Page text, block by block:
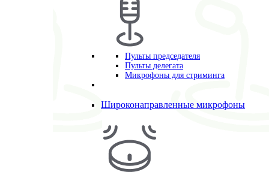
Пульты председателя
Пульты делегата
Микрофоны для стриминга
Широконаправленные микрофоны